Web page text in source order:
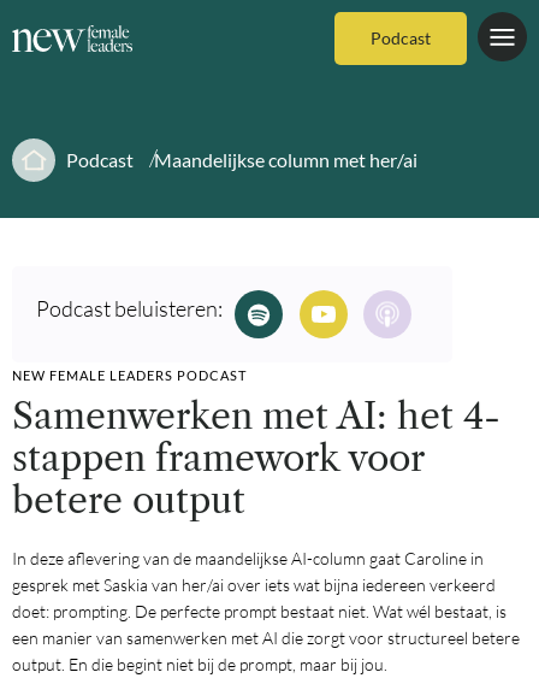
Podcast
Podcast Maandelijkse column met her/ai
Podcast beluisteren:
NEW FEMALE LEADERS PODCAST
Samenwerken met AI: het 4-
stappen framework voor
betere output
In deze aflevering van de maandelijkse AI-column gaat Caroline in
gesprek met Saskia van her/ai over iets wat bijna iedereen verkeerd
doet: prompting. De perfecte prompt bestaat niet. Wat wél bestaat, is
een manier van samenwerken met AI die zorgt voor structureel betere
output. En die begint niet bij de prompt, maar bij jou.